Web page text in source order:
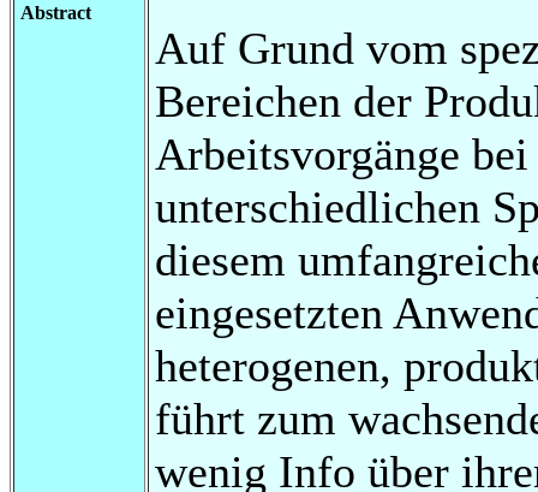
Abstract
Auf Grund vom
Bereichen der
Arbeitsvorgänge
unterschiedlichen
diesem
eingesetzten
heterogenen,
führt zum
wenig Info über